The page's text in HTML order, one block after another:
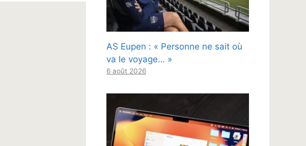
AS Eupen : « Personne ne sait où
va le voyage… »
6 août 2026